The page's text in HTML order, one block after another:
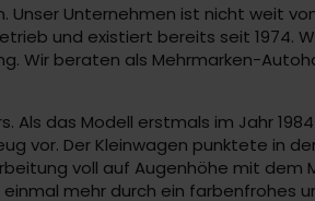
Unser Unternehmen ist nicht weit
und existiert bereits seit
Wir beraten als Mehrmarken-
Als das Modell erstmals im Jahr
vor. Der Kleinwagen punktete in
voll auf Augenhöhe mit dem
mehr durch ein farbenfrohes